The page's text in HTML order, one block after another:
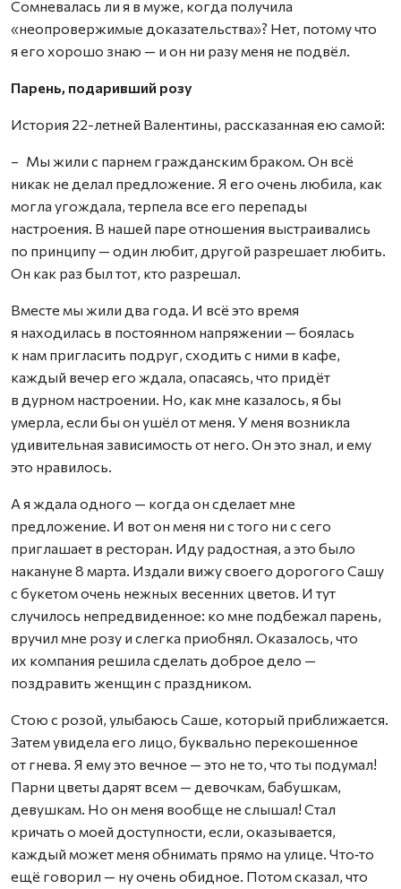
Сомневалась ли я в муже, когда получила
«неопровержимые доказательст­ва»? Нет, потому что
я его хорошо знаю — и он ни разу меня не подвёл.
Парень, подаривший розу
История 22-летней Валентины, рассказанная ею самой:
– Мы жили с парнем гражданским браком. Он всё
никак не делал предложение. Я его очень любила, как
могла угождала, терпела все его перепады
настроения. В нашей паре отношения выстраивались
по принципу — один любит, другой разрешает любить.
Он как раз был тот, кто разрешал.
Вместе мы жили два года. И всё это время
я находилась в постоянном напряжении — боялась
к нам пригласить подруг, сходить с ними в кафе,
каждый вечер его ждала, опасаясь, что придёт
в дурном настроении. Но, как мне казалось, я бы
умерла, если бы он ушёл от меня. У меня возникла
удивительная зависимость от него. Он это знал, и ему
это нравилось.
А я ждала одного — когда он сделает мне
предложение. И вот он меня ни с того ни с сего
приглашает в ресторан. Иду радостная, а это было
накануне 8 марта. Издали вижу своего дорогого Сашу
с букетом очень нежных весенних цветов. И тут
случилось непредвиденное: ко мне подбежал парень,
вручил мне розу и слегка приобнял. Оказалось, что
их компания решила сделать доброе дело —
поздравить женщин с праздником.
Стою с розой, улыбаюсь Саше, который приближается.
Затем увидела его лицо, буквально перекошенное
от гнева. Я ему это вечное — это не то, что ты подумал!
Парни цветы дарят всем — девочкам, бабушкам,
девушкам. Но он меня вообще не слышал! Стал
кричать о моей доступности, если, оказывается,
каждый может меня обнимать прямо на улице. Что‑то
ещё говорил — ну очень обидное. Потом сказал, что